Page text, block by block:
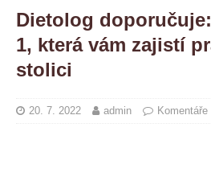
Dietolog
1, která vám zajistí
stolici
20. 7. 2022 admin